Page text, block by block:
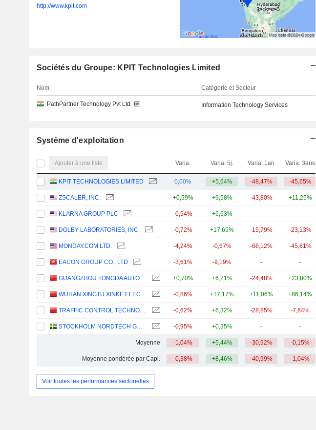
http://www.kpit.com
Sociétés du Groupe: KPIT Technologies Limited
Nom Catégorie et Secteur
PathPartner Technology Pvt Ltd. Information Technology Services
Système d'exploitation
Ajouter à une liste Varia. Varia. 5j. Varia. 1an Varia. 3ans
KPIT TECHNOLOGIES LIMITED 0,00% +5,64% -48,47% -45,65%
ZSCALER, INC. +0,59% +9,58% -43,80% +11,25%
KLARNA GROUP PLC -0,54% +6,63% - -
DOLBY LABORATORIES, INC. -0,72% +17,65% -15,79% -23,13%
MONDAY.COM LTD. -4,24% -0,67% -66,12% -45,61%
EACON GROUP CO., LTD -3,61% -9,19% - -
GUANGZHOU TONGDA AUTO ELECTRIC CO., LTD +0,70% +6,21% -24,48% +23,80%
WUHAN XINGTU XINKE ELECTRONICS CO.,LTD. -0,86% +17,17% +11,06% +86,14%
TRAFFIC CONTROL TECHNOLOGY CO., LTD. -0,62% +6,32% -28,85% -7,84%
STOCKHOLM NORDTECH GROUP AB -0,95% +0,35% - -
Moyenne -1,04% +5,44% -30,92% -0,15%
Moyenne pondérée par Capi. -0,38% +8,46% -40,99% -1,04%
Voir toutes les performances sectorielles